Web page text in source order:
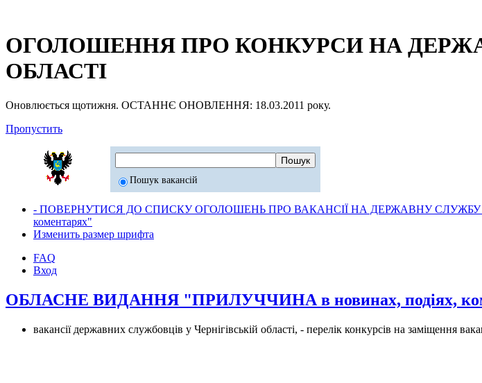
ОГОЛОШЕННЯ ПРО КОНКУРСИ НА
ОБЛАСТІ
Оновлюється щотижня. ОСТАННЄ ОНОВЛЕННЯ: 18.03.2011 року.
Пропустить
Пошук вакансій
- ПОВЕРНУТИСЯ ДО СПИСКУ ОГОЛОШЕНЬ ПРО ВАКАНСІЇ НА ДЕРЖАВНУ СЛУЖБУ В
коментарях"
Изменить размер шрифта
FAQ
Вход
ОБЛАСНЕ ВИДАННЯ "ПРИЛУЧЧИНА в новинах, подіях,
вакансії державних службовців у Чернігівській області, - перелік конкурсів на заміщення